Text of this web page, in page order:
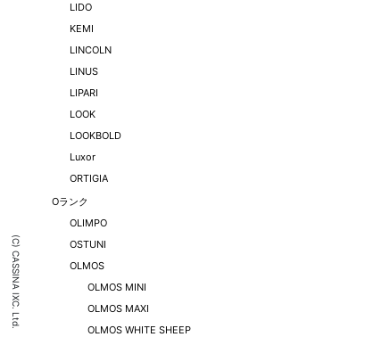
(C) CASSINA IXC. Ltd.
LIDO
KEMI
LINCOLN
LINUS
LIPARI
LOOK
LOOKBOLD
Luxor
ORTIGIA
Oランク
OLIMPO
OSTUNI
OLMOS
OLMOS MINI
OLMOS MAXI
OLMOS WHITE SHEEP